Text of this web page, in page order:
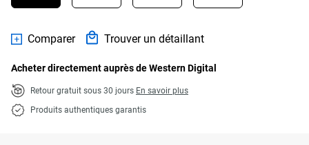
Comparer Trouver un détaillant
Acheter directement auprès de Western Digital
Retour gratuit sous 30 jours En savoir plus
Produits authentiques garantis